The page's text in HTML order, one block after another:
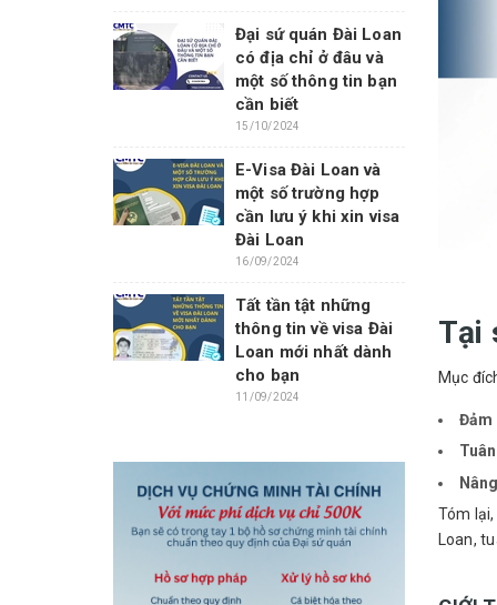
Tại
Mục
Đảm
Tóm
Loan,
Đại sứ quán Đài Loan
có địa chỉ ở đâu và
một số thông tin bạn
cần biết
15/10/2024
E-Visa Đài Loan và
một số trường hợp
cần lưu ý khi xin visa
Đài Loan
16/09/2024
Tất tần tật những
thông tin về visa Đài
Loan mới nhất dành
cho bạn
11/09/2024